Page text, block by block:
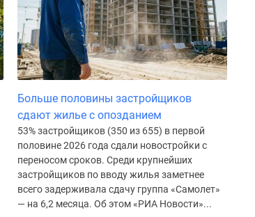
Больше половины застройщиков
сдают жилье с опозданием
53% застройщиков (350 из 655) в первой
половине 2026 года сдали новостройки с
переносом сроков. Среди крупнейших
застройщиков по вводу жилья заметнее
всего задерживала сдачу группа «Самолет»
— на 6,2 месяца. Об этом «РИА Новости»...